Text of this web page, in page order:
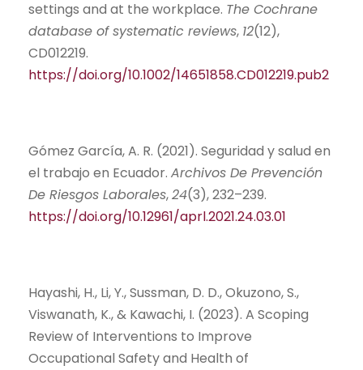
settings and at the workplace. The Cochrane
database of systematic reviews, 12(12),
CD012219.
https://doi.org/10.1002/14651858.CD012219.pub2
Gómez García, A. R. (2021). Seguridad y salud en
el trabajo en Ecuador. Archivos De Prevención
De Riesgos Laborales,24(3), 232–239.
https://doi.org/10.12961/aprl.2021.24.03.01
Hayashi, H., Li, Y., Sussman, D. D., Okuzono, S.,
Viswanath, K., & Kawachi, I. (2023). A Scoping
Review of Interventions to Improve
Occupational Safety and Health of